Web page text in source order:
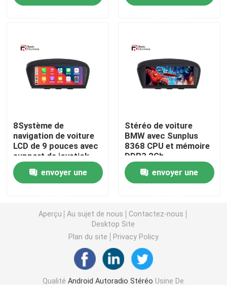
Android Autoradio Stéréo
Stéréo de voiture de Mazda
Autoradio d'OEM
Boîte de Carplay AI
interface visuelle de voiture
Caméra de voiture panoramique 360
8Système de
navigation de voiture
LCD de 9 pouces avec
support de joystick
original
envoyer une
Stéréo de voiture
BMW avec Sunplus
8368 CPU et mémoire
DDR3 2Gb
envoyer une
Aperçu Au sujet de nous
Contactez-nous
Desktop Site
Plan du site
Privacy Policy
QualitéAndroid Autoradio Stéréo Usine De